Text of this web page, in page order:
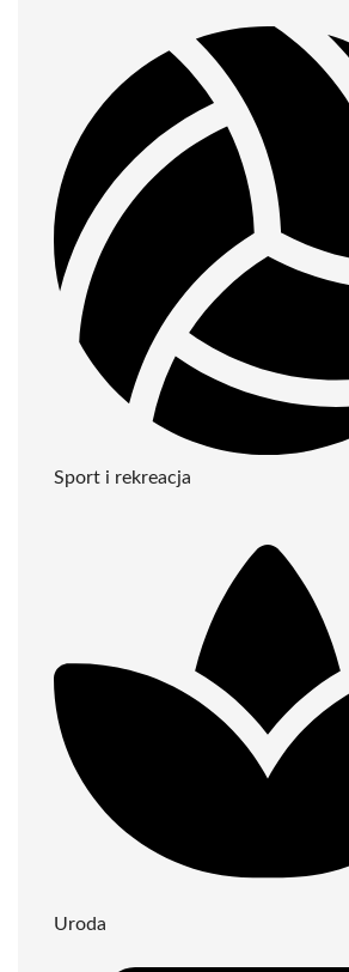
Sport i rekreacja
Uroda